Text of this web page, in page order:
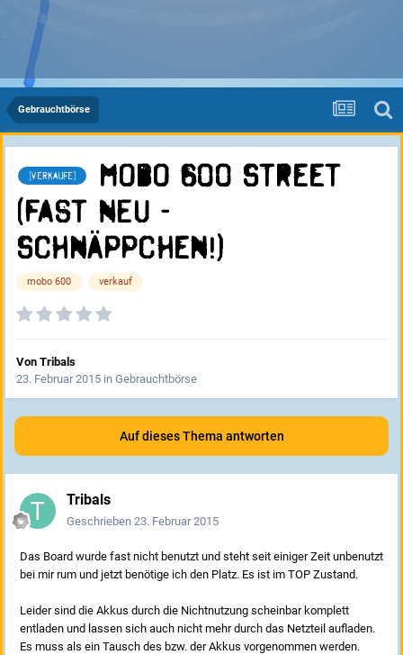
Gebrauchtbörse
[verkaufe]
MoBo 600 Street
(fast NEU -
Schnäppchen!)
mobo 600 verkauf
Von Tribals
23. Februar 2015 in Gebrauchtbörse
Auf dieses Thema antworten
Tribals
Geschrieben 23. Februar 2015
Das Board wurde fast nicht benutzt und steht seit einiger Zeit unbenutzt
bei mir rum und jetzt benötige ich den Platz. Es ist im TOP Zustand.
Leider sind die Akkus durch die Nichtnutzung scheinbar komplett
entladen und lassen sich auch nicht mehr durch das Netzteil aufladen.
Es muss als ein Tausch des bzw. der Akkus vorgenommen werden.